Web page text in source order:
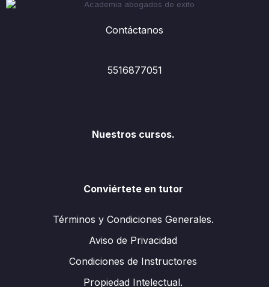
Contáctanos
5516877051
Nuestros cursos.
Conviértete en tutor
Términos y Condiciones Generales.
Aviso de Privacidad
Condiciones de Instructores
Propiedad Intelectual.